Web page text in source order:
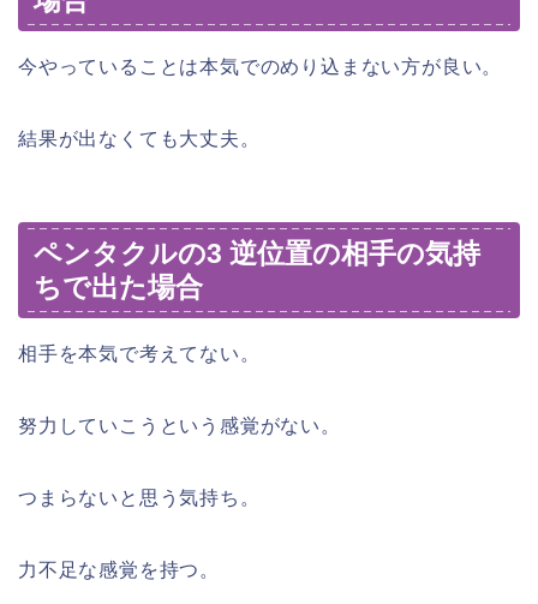
今やっていることは本気でのめり込まない方が良い。
結果が出なくても大丈夫。
ペンタクルの3 逆位置の相手の気持
ちで出た場合
相手を本気で考えてない。
努力していこうという感覚がない。
つまらないと思う気持ち。
力不足な感覚を持つ。